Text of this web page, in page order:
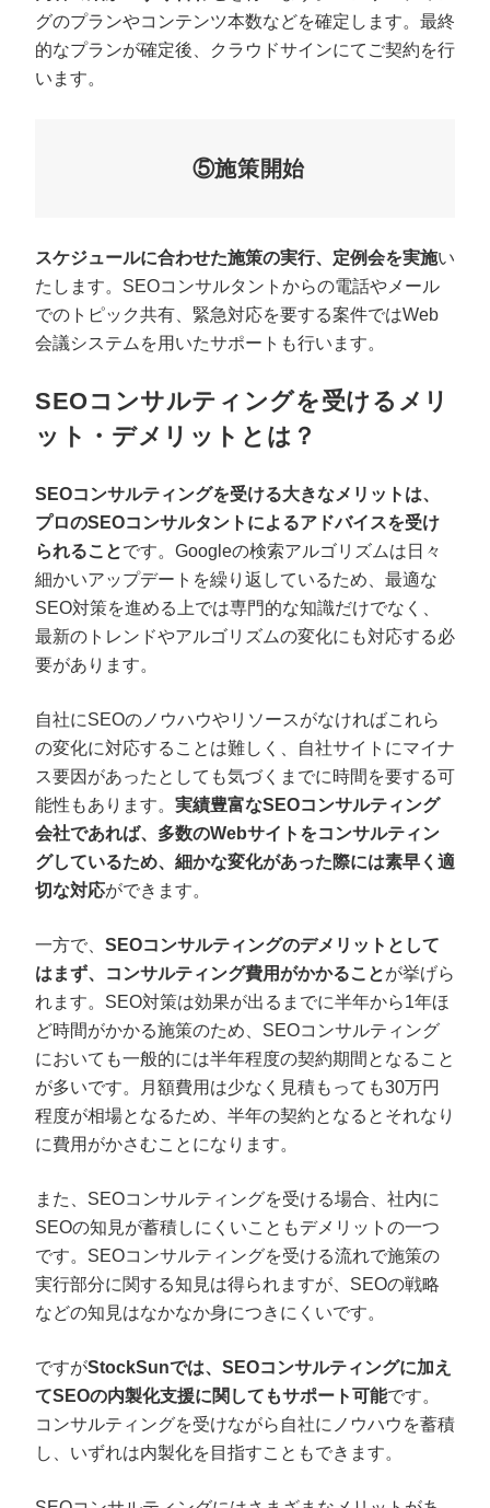
グのプランやコンテンツ本数などを確定します。最終
的なプランが確定後、クラウドサインにてご契約を行
います。
⑤施策開始
スケジュールに合わせた施策の実行、定例会を実施い
たします。SEOコンサルタントからの電話やメール
でのトピック共有、緊急対応を要する案件ではWeb
会議システムを用いたサポートも行います。
SEOコンサルティングを受けるメリ
ット・デメリットとは？
SEOコンサルティングを受ける大きなメリットは、
プロのSEOコンサルタントによるアドバイスを受け
られることです。Googleの検索アルゴリズムは日々
細かいアップデートを繰り返しているため、最適な
SEO対策を進める上では専門的な知識だけでなく、
最新のトレンドやアルゴリズムの変化にも対応する必
要があります。
自社にSEOのノウハウやリソースがなければこれら
の変化に対応することは難しく、自社サイトにマイナ
ス要因があったとしても気づくまでに時間を要する可
能性もあります。 実績豊富なSEOコンサルティング
会社であれば、多数のWebサイトをコンサルティン
グしているため、細かな変化があった際には素早く適
切な対応ができます。
一方で、 SEOコンサルティングのデメリットとして
はまず、コンサルティング費用がかかることが挙げら
れます。SEO対策は効果が出るまでに半年から1年ほ
ど時間がかかる施策のため、SEOコンサルティング
においても一般的には半年程度の契約期間となること
が多いです。月額費用は少なく見積もっても30万円
程度が相場となるため、半年の契約となるとそれなり
に費用がかさむことになります。
また、SEOコンサルティングを受ける場合、社内に
SEOの知見が蓄積しにくいこともデメリットの一つ
です。SEOコンサルティングを受ける流れで施策の
実行部分に関する知見は得られますが、SEOの戦略
などの知見はなかなか身につきにくいです。
ですがStockSunでは、SEOコンサルティングに加え
てSEOの内製化支援に関してもサポート可能です。
コンサルティングを受けながら自社にノウハウを蓄積
し、いずれは内製化を目指すこともできます。